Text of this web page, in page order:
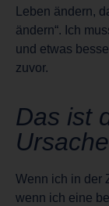
Leben ändern,
ändern“. Ich
und etwas
zuvor.
Das ist
Wenn ich in der
wenn ich eine